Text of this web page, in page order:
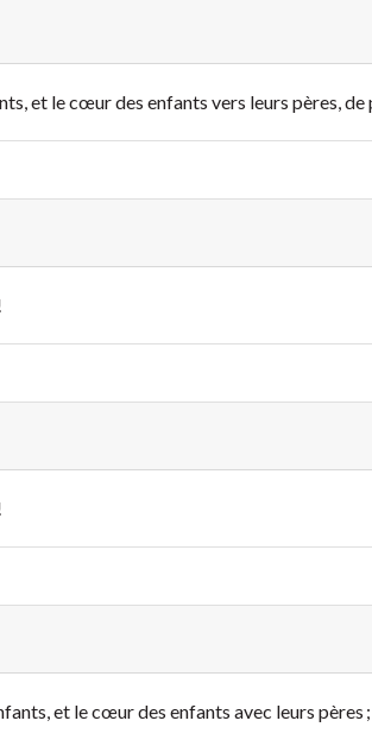
et le cœur des enfants vers leurs pères,
et le cœur des enfants avec leurs pères